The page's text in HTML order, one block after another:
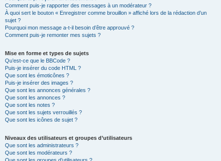
Comment puis-je rapporter des messages à un modérateur ?
À quoi sert le bouton « Enregistrer comme brouillon » affiché lors de la rédaction d’un
sujet ?
Pourquoi mon message a-t-il besoin d’être approuvé ?
Comment puis-je remonter mes sujets ?
Mise en forme et types de sujets
Qu’est-ce que le BBCode ?
Puis-je insérer du code HTML ?
Que sont les émoticônes ?
Puis-je insérer des images ?
Que sont les annonces générales ?
Que sont les annonces ?
Que sont les notes ?
Que sont les sujets verrouillés ?
Que sont les icônes de sujet ?
Niveaux des utilisateurs et groupes d’utilisateurs
Que sont les administrateurs ?
Que sont les modérateurs ?